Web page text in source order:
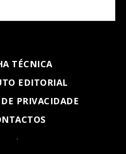
TÉCNICA
EDITORIAL
PRIVACIDADE
.